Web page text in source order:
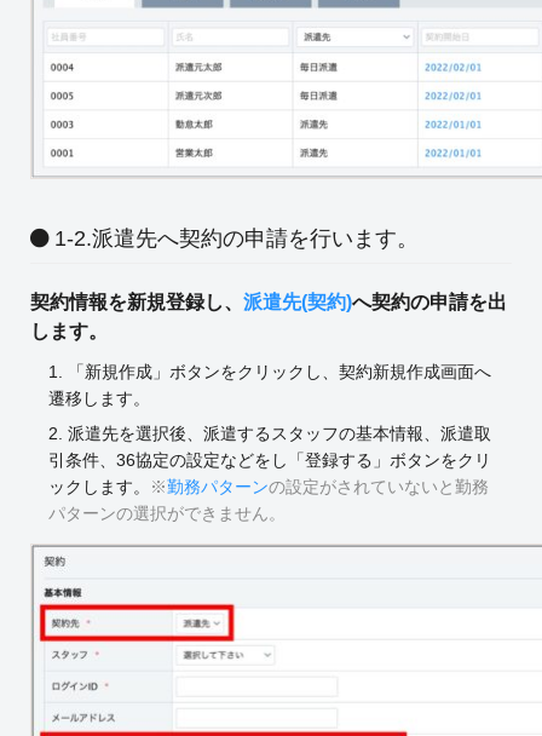
1-2.派遣先へ契約の申請を行います。
契約情報を新規登録し、 派遣先(契約)へ契約の申請を出
します。
1. 「新規作成」ボタンをクリックし、契約新規作成画面へ
遷移します。
2. 派遣先を選択後、派遣するスタッフの基本情報、派遣取
引条件、36協定の設定などをし「登録する」ボタンをクリ
ックします。
※勤務パターンの設定がされていないと勤務
パターンの選択ができません。